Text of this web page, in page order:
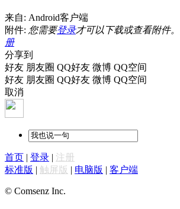
来自: Android客户端
附件: 您需要登录才可以下载或查看附件
册
分享到
好友 朋友圈 QQ好友 微博 QQ空间
好友 朋友圈 QQ好友 微博 QQ空间
取消
首页 | 登录 | 注册
标准版 | 触屏版 | 电脑版 | 客户端
© Comsenz Inc.